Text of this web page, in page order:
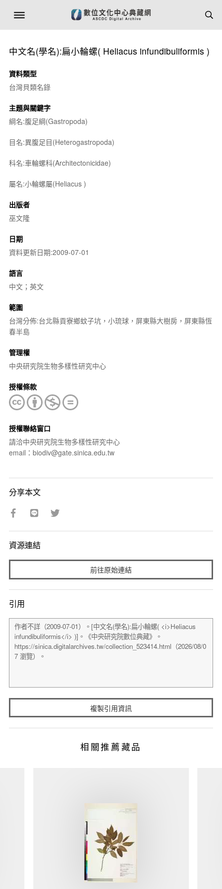
中文名(學名):扁小輪螺( Heliacus infundibuliformis )
資料類型
台灣貝類名錄
主題與關鍵字
綱名:腹足綱(Gastropoda)
目名:異腹足目(Heterogastropoda)
科名:車輪螺科(Architectonicidae)
屬名:小輪螺屬(Heliacus)
出版者
巫文隆
日期
資料更新日期:2009-07-01
語言
中文；英文
範圍
台灣分佈:台北縣貢寮鄉蚊子坑，小琉球，屏東縣大樹房，屏東縣恆
春半島
管理權
中央研究院生物多樣性研究中心
授權條款
授權聯絡窗口
請洽中央研究院生物多樣性研究中心
email：biodiv@gate.sinica.edu.tw
分享本文
資源連結
前往原始連結
引用
複製引用資訊
相關推薦藏品